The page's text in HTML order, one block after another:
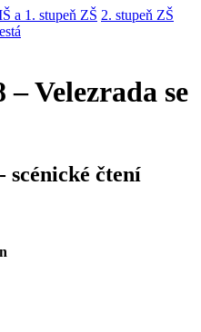
a 1. stupeň ZŠ 2. stupeň ZŠ
Velezrada se
scénické čtení